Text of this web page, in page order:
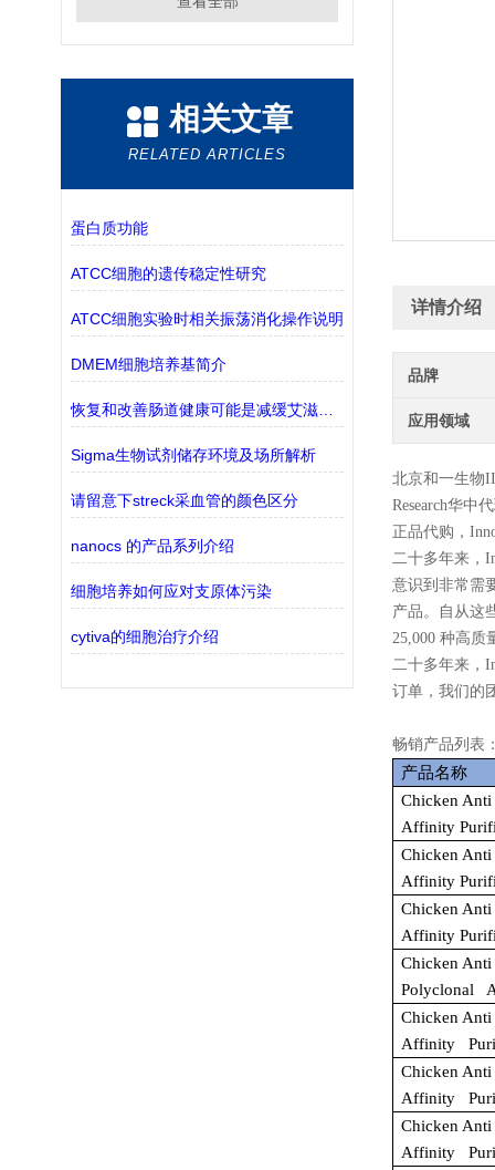
相关文章
RELATED ARTICLES
蛋白质功能
ATCC细胞的遗传稳定性研究
ATCC细胞实验时相关振荡消化操作说明
DMEM细胞培养基简介
恢复和改善肠道健康可能是减缓艾滋病毒向艾滋病发展的关键
Sigma生物试剂储存环境及场所解析
请留意下streck采血管的颜色区分
nanocs 的产品系列介绍
细胞培养如何应对支原体污染
cytiva的细胞治疗介绍
详情介绍
品牌
应用领域
北京和一生物I
Research华中
正品代购，
二十多年来，
意识到非常需
产品。自从这
25,000 种高质
二十多年来，
订单，我们的
畅销产品列表
产品名称
Chicken
Affinity
Chicken
Affinity
Chicken
Affinity
Chicken
Polyclonal
Chicken
Affinity
Chicken
Affinity
Chicken
Affinity